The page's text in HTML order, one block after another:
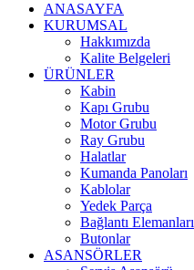
ANASAYFA
KURUMSAL
Hakkımızda
Kalite Belgeleri
ÜRÜNLER
Kabin
Kapı Grubu
Motor Grubu
Ray Grubu
Halatlar
Kumanda Panoları
Kablolar
Yedek Parça
Bağlantı Elemanları
Butonlar
ASANSÖRLER